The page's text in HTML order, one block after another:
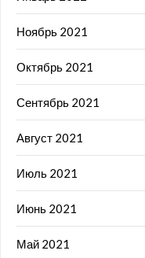
Ноябрь 2021
Октябрь 2021
Сентябрь 2021
Август 2021
Июль 2021
Июнь 2021
Май 2021